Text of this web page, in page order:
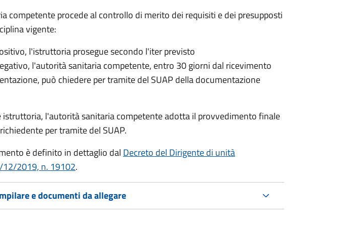
competente procede al controllo di merito dei requisiti e dei presupposti
vigente:
l'istruttoria prosegue secondo l'iter previsto
l'autorità sanitaria competente, entro 30 giorni dal ricevimento
può chiedere per tramite del SUAP della documentazione
istruttoria, l'autorità sanitaria competente adotta il provvedimento finale
per tramite del SUAP.
è definito in dettaglio dal Decreto del Dirigente di unità
2019, n. 19102.
e documenti da allegare